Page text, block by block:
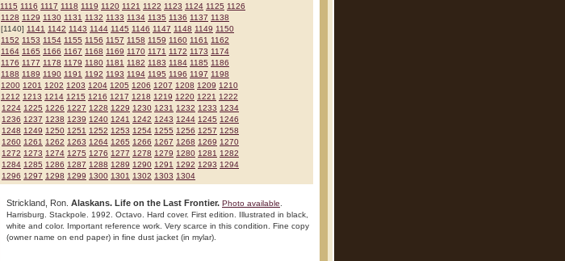
1115 1116 1117 1118 1119 1120 1121 1122 1123 1124 1125 1126
1128 1129 1130 1131 1132 1133 1134 1135 1136 1137 1138
[1140] 1141 1142 1143 1144 1145 1146 1147 1148 1149 1150
1152 1153 1154 1155 1156 1157 1158 1159 1160 1161 1162
1164 1165 1166 1167 1168 1169 1170 1171 1172 1173 1174
1176 1177 1178 1179 1180 1181 1182 1183 1184 1185 1186
1188 1189 1190 1191 1192 1193 1194 1195 1196 1197 1198
1200 1201 1202 1203 1204 1205 1206 1207 1208 1209 1210
1212 1213 1214 1215 1216 1217 1218 1219 1220 1221 1222
1224 1225 1226 1227 1228 1229 1230 1231 1232 1233 1234
1236 1237 1238 1239 1240 1241 1242 1243 1244 1245 1246
1248 1249 1250 1251 1252 1253 1254 1255 1256 1257 1258
1260 1261 1262 1263 1264 1265 1266 1267 1268 1269 1270
1272 1273 1274 1275 1276 1277 1278 1279 1280 1281 1282
1284 1285 1286 1287 1288 1289 1290 1291 1292 1293 1294
1296 1297 1298 1299 1300 1301 1302 1303 1304
Strickland, Ron. Alaskans. Life on the Last Frontier. Photo available
Harrisburg. Stackpole. 1992. Octavo. Hard cover. First edition. Illustrated in black,
white and color. Important reference work. Very scarce in this condition. Fine copy
(owner name on end paper) in fine dust jacket (in mylar).